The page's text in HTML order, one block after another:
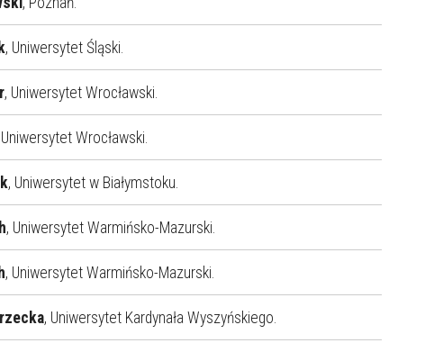
, Uniwersytet Śląski.
, Uniwersytet Wrocławski.
Wrocławski.
, Uniwersytet w Białymstoku.
, Uniwersytet Warmińsko-Mazurski.
, Uniwersytet Warmińsko-Mazurski.
, Uniwersytet Kardynała Wyszyńskiego.